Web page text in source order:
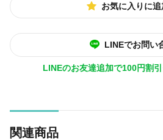
お気に入りに追
LINEでお問い
LINEのお友達追加で100円割
関連商品